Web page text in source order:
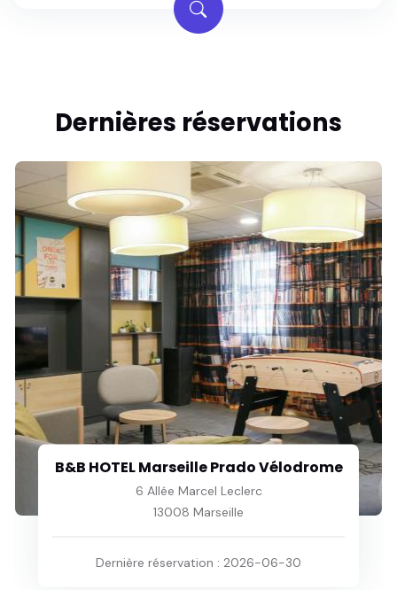
Dernières réservations
Love Room du Mont d'Or - Baignoire
SPA - Minibar offert
Villa numéro 1 31 Chemin de la Carraire
13015 Marseille
Dernière réservation : 2026-07-07